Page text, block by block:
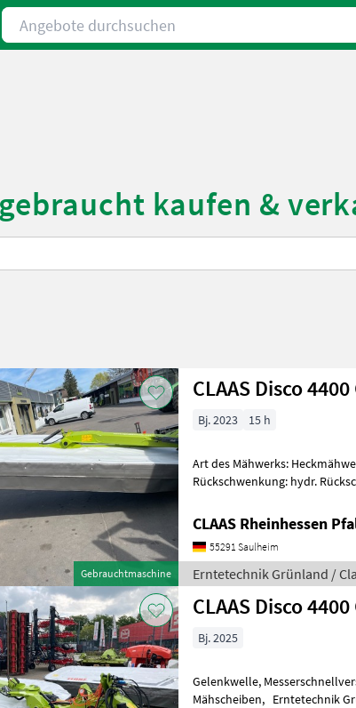
Angebote durchsuchen
kaufen &
Gebrauchtmaschine
CLAAS Disco
Bj. 2023 15 h
Art des Mähwerks:
Rückschwenkung: hydr.
CLAAS Rheinhessen
55291 Saulheim
Erntetechnik Grünland /
CLAAS Disco
Bj. 2025
Gelenkwelle, Messerschnellverschluss, Anfahrsicherung, 10
Mähscheiben,